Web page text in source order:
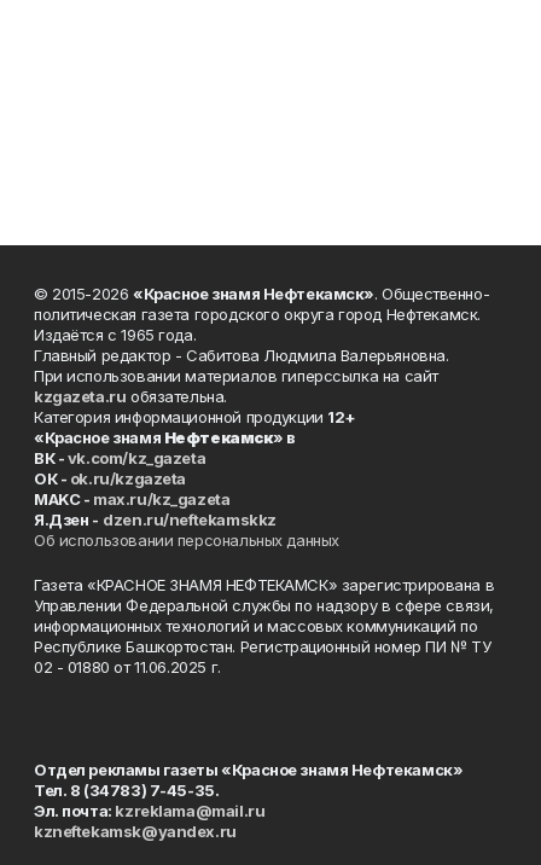
© 2015-2026 «Красное знамя Нефтекамск». Общественно-
политическая газета городского округа город Нефтекамск.
Издаётся с 1965 года.
Главный редактор - Сабитова Людмила Валерьяновна.
При использовании материалов гиперссылка на сайт
kzgazeta.ru обязательна.
Категория информационной продукции 12+
«Красное знамя Нефтекамск» в
ВК -vk.com/kz_gazeta
ОК - ok.ru/kzgazeta
MAKC - max.ru/kz_gazeta
Я.Дзен - dzen.ru/neftekamskkz
Об использовании персональных данных
Газета «КРАСНОЕ ЗНАМЯ НЕФТЕКАМСК» зарегистрирована в
Управлении Федеральной службы по надзору в сфере связи,
информационных технологий и массовых коммуникаций по
Республике Башкортостан. Регистрационный номер ПИ № ТУ
02 - 01880 от 11.06.2025 г.
Отдел рекламы газеты «Красное знамя Нефтекамск»
Тел. 8 (34783) 7-45-35.
Эл. почта: kzreklama@mail.ru
kzneftekamsk@yandex.ru